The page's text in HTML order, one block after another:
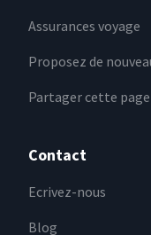
Assurances voyage
Proposez de
Partager cette page
Contact
Ecrivez-nous
Blog